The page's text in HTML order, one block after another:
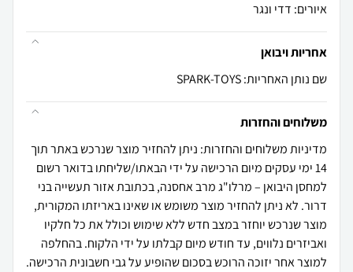
איורים: דדי ונגר
אחריות ויבואן
שם נותן האחריות: SPARK-TOYS
משלוחים והחזרות
מדיניות משלוחים והחזרות: ניתן להחזיר מוצר שנרכש באתר תוך
14 ימי עסקים מיום הרכישה על ידי הבאתו/שליחתו בדואר רשום
למחסן היבואן – מרלו"ג מרב אחסנה, בכתובת אזור תעשייה בני
דרור. לא ניתן להחזיר מוצר משומש או שאינו באריזתו המקורית,
מוצר שנרכש יוחזר במצב חדש ללא שימוש וכולל את כל חלקיו
ואביזרים נלווים, עד חודש מיום קבלתו על ידי הלקוח. בהחלפה
למוצר אחר יזוכה הרוכש בסכום שהופיע על גבי חשבונית הרכישה.